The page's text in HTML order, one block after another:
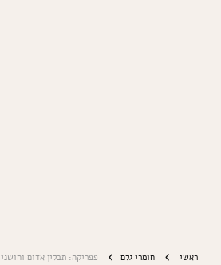
ראשי חומרי גלם פפריקה: תבלין אדום וחושני